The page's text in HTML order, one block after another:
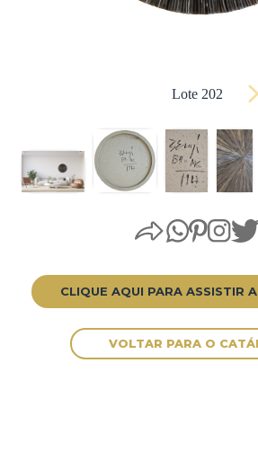
Lote 202
CLIQUE AQUI PARA ASSISTIR